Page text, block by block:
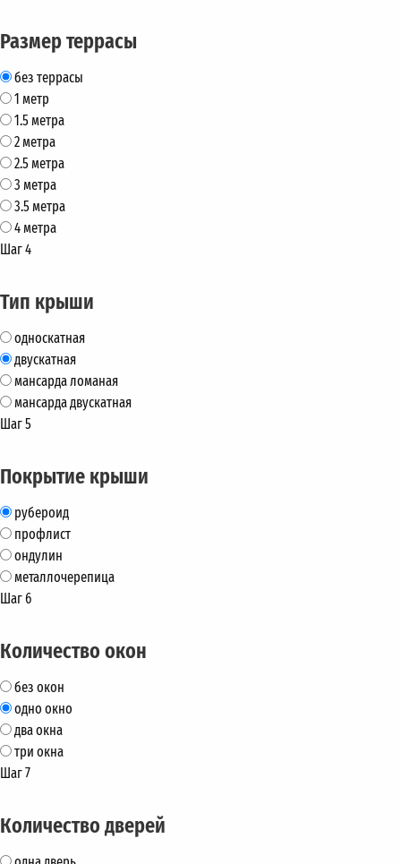
Размер террасы
без террасы
1 метр
1.5 метра
2 метра
2.5 метра
3 метра
3.5 метра
4 метра
Шаг 4
Тип крыши
односкатная
двускатная
мансарда ломаная
мансарда двускатная
Шаг 5
Покрытие крыши
рубероид
профлист
ондулин
металлочерепица
Шаг 6
Количество окон
без окон
одно окно
два окна
три окна
Шаг 7
Количество дверей